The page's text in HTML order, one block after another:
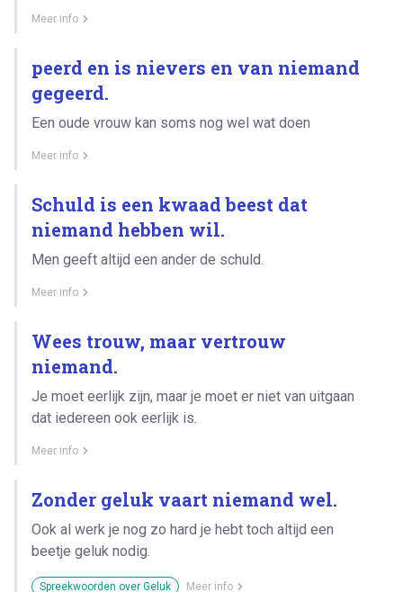
Meer info
peerd en is nievers en van niemand
gegeerd.
Een oude vrouw kan soms nog wel wat doen
Meer info
Schuld is een kwaad beest dat
niemand hebben wil.
Men geeft altijd een ander de schuld.
Meer info
Wees trouw, maar vertrouw
niemand.
Je moet eerlijk zijn, maar je moet er niet van uitgaan
dat iedereen ook eerlijk is.
Meer info
Zonder geluk vaart niemand wel.
Ook al werk je nog zo hard je hebt toch altijd een
beetje geluk nodig.
Spreekwoorden over Geluk Meer info